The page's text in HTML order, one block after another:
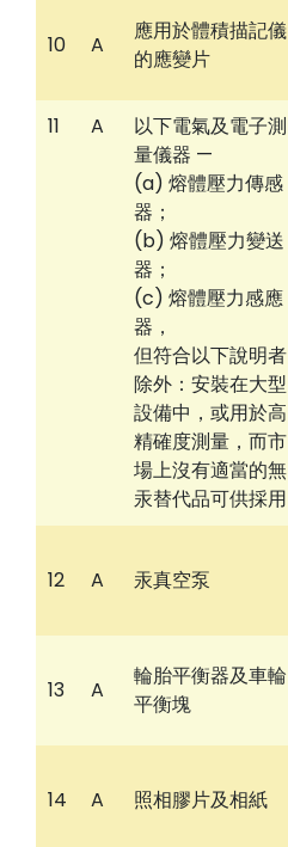
10 A
應用於體積描記儀
的應變片
11 A
以下電氣及電子測
量儀器 —
(a) 熔體壓力傳感
器；
(b) 熔體壓力變送
器；
(c) 熔體壓力感應
器，
但符合以下說明者
除外：安裝在大型
設備中，或用於高
精確度測量，而市
場上沒有適當的無
汞替代品可供採用
12 A 汞真空泵
13 A
輪胎平衡器及車輪
平衡塊
14 A 照相膠片及相紙